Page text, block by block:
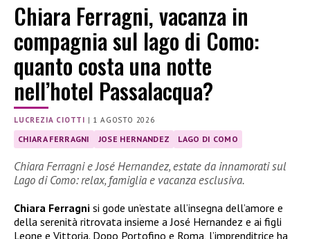
Chiara Ferragni, vacanza in
compagnia sul lago di Como:
quanto costa una notte
nell’hotel Passalacqua?
LUCREZIA CIOTTI | 1 AGOSTO 2026
CHIARA FERRAGNI JOSE HERNANDEZ LAGO DI COMO
Chiara Ferragni e José Hernandez, estate da innamorati sul
Lago di Como: relax, famiglia e vacanza esclusiva.
Chiara Ferragni si gode un’estate all’insegna dell’amore e
della serenità ritrovata insieme a José Hernandez e ai figli
Leone e Vittoria. Dopo Portofino e Roma, l’imprenditrice ha